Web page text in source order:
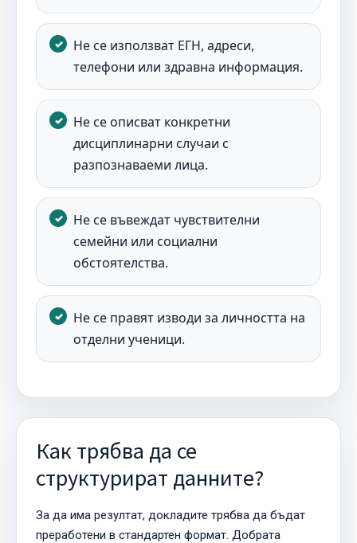
Не се използват ЕГН, адреси,
телефони или здравна информация.
Не се описват конкретни
дисциплинарни случаи с
разпознаваеми лица.
Не се въвеждат чувствителни
семейни или социални
обстоятелства.
Не се правят изводи за личността на
отделни ученици.
Как трябва да се
структурират данните?
За да има резултат, докладите трябва да бъдат
преработени в стандартен формат. Добрата